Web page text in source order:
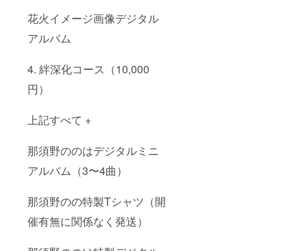
花火イメージ画像デジタル
アルバム
4. 絆深化コース（10,000
円）
上記すべて +
那須野ののはデジタルミニ
アルバム（3〜4曲）
那須野のの特製Tシャツ（開
催有無に関係なく発送）